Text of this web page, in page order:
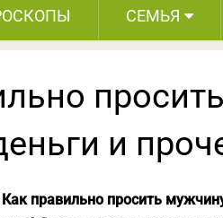
СЕМЬЯ
и
правильно просить